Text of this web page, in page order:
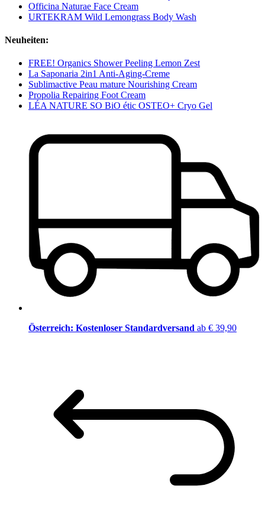
Officina Naturae Face Cream
URTEKRAM Wild Lemongrass Body Wash
Neuheiten:
FREE! Organics Shower Peeling Lemon Zest
La Saponaria 2in1 Anti-Aging-Creme
Sublimactive Peau mature Nourishing Cream
Propolia Repairing Foot Cream
LÉA NATURE SO BiO étic OSTEO+ Cryo Gel
Österreich: Kostenloser Standardversand ab € 39,90